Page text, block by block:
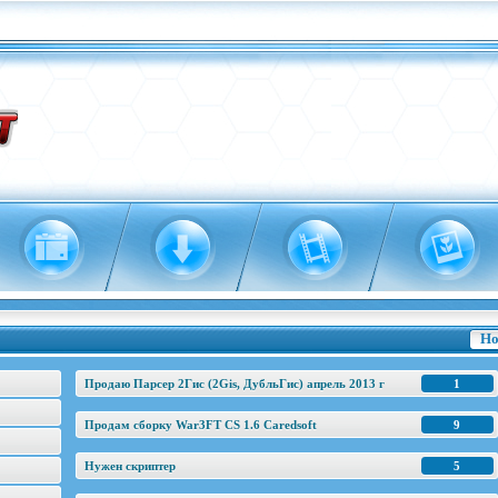
1
Продаю Парсер 2Гис (2Gis, ДубльГис) апрель 2013 г
9
Продам сборку War3FT CS 1.6 Caredsoft
5
Нужен скриптер